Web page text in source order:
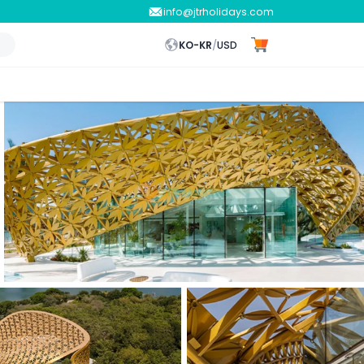
info@jtrholidays.com
KO-KR/USD